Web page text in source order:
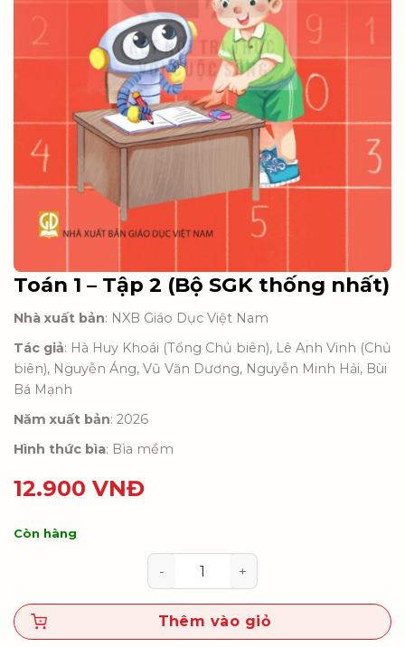
Toán 1 – Tập 2 (Bộ SGK thống nhất)
Nhà xuất bản: NXB Giáo Dục Việt Nam
Tác giả: Hà Huy Khoái (Tổng Chủ biên), Lê Anh Vinh (Chủ
biên), Nguyễn Áng, Vũ Văn Dương, Nguyễn Minh Hải, Bùi
Bá Mạnh
Năm xuất bản: 2026
Hình thức bìa: Bìa mềm
12.900 VNĐ
Còn hàng
Toán 1 - Tập 2 (Bộ SGK thống
Thêm vào giỏ